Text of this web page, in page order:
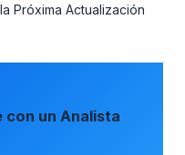
Próxima Actualización
con un Analista